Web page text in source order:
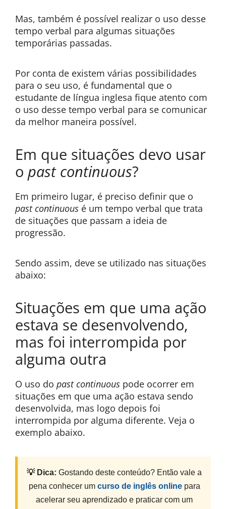
Mas, também é possível realizar o uso desse
tempo verbal para algumas situações
temporárias passadas.
Por conta de existem várias possibilidades
para o seu uso, é fundamental que o
estudante de língua inglesa fique atento com
o uso desse tempo verbal para se comunicar
da melhor maneira possível.
Em que situações devo usar
o past continuous?
Em primeiro lugar, é preciso definir que o
past continuous é um tempo verbal que trata
de situações que passam a ideia de
progressão.
Sendo assim, deve se utilizado nas situações
abaixo:
Situações em que uma ação
estava se desenvolvendo,
mas foi interrompida por
alguma outra
O uso do past continuous pode ocorrer em
situações em que uma ação estava sendo
desenvolvida, mas logo depois foi
interrompida por alguma diferente. Veja o
exemplo abaixo.
💡 Dica: Gostando deste conteúdo? Então vale a
pena conhecer um curso de inglês onlinepara
acelerar seu aprendizado e praticar com um